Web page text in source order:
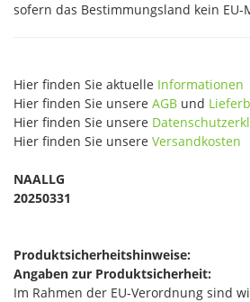
sofern das Bestimmungsland kein
Hier finden Sie aktuelle Informationen
Hier finden Sie unsere AGB und
Hier finden Sie unsere
Hier finden Sie unsere Versandkosten
NAALLG
20250331
Produktsicherheitshinweise:
Angaben zur Produktsicherheit:
Im Rahmen der EU-Verordnung sind